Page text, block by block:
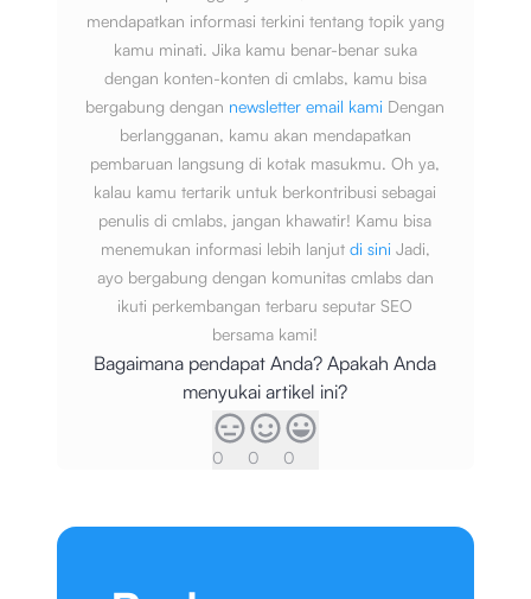
mendapatkan informasi terkini tentang topik yang
kamu minati. Jika kamu benar-benar suka
dengan konten-konten di cmlabs, kamu bisa
bergabung dengan newsletter email kami Dengan
berlangganan, kamu akan mendapatkan
pembaruan langsung di kotak masukmu. Oh ya,
kalau kamu tertarik untuk berkontribusi sebagai
penulis di cmlabs, jangan khawatir! Kamu bisa
menemukan informasi lebih lanjut di sini Jadi,
ayo bergabung dengan komunitas cmlabs dan
ikuti perkembangan terbaru seputar SEO
bersama kami!
Bagaimana pendapat Anda? Apakah Anda
menyukai artikel ini?
0 0 0